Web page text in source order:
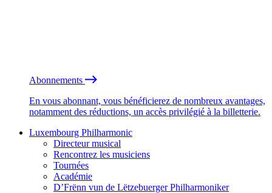
Abonnements
En vous abonnant, vous bénéficierez de nombreux avantages,
notamment des réductions, un accès privilégié à la billetterie.
Luxembourg Philharmonic
Directeur musical
Rencontrez les musiciens
Tournées
Académie
D’Frënn vun de Lëtzebuerger Philharmoniker